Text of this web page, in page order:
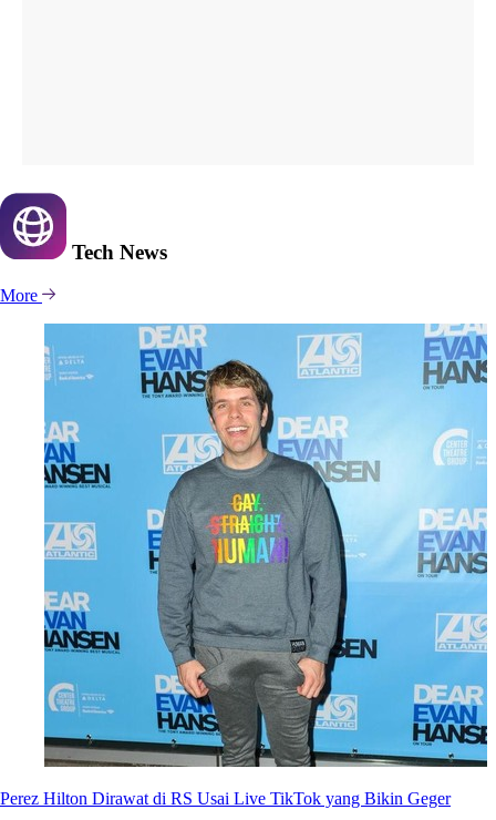
Tech News
More
Perez Hilton Dirawat di RS Usai Live TikTok yang Bikin Geger